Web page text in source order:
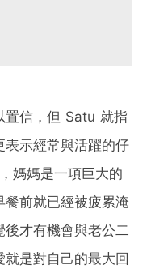
置信，但 Satu 就指
表示經常與活躍的仔
媽媽是一項巨大的
前就已經被疲累淹
才有機會與老公二
是對自己的最大回